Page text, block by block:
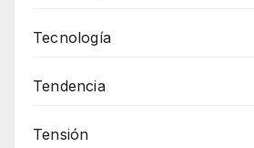
Tecnología
Tendencia
Tensión